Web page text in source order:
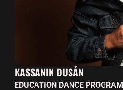
KASSANIN DUSÁN
EDUCATION DANCE PROGRAM